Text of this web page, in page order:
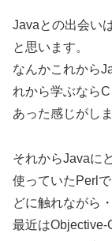
Javaとの出会い
と思います。
なんかこれから
れから学ぶなら
あった感じがしま
それからJavaに
使っていたPerl
どに触れながら
最近はObjective-